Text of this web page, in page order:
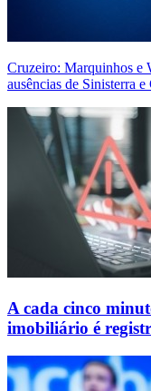
Cruzeiro: Marquinhos e
ausências de Sinisterra
A cada cinco
imobiliário é